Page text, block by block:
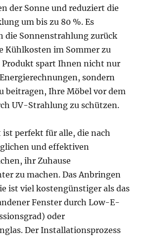
der Sonne und reduziert die
um bis zu 80 %. Es
die Sonnenstrahlung zurück
Kühlkosten im Sommer zu
Produkt spart Ihnen nicht nur
sondern
beitragen, Ihre Möbel vor dem
UV-Strahlung zu schützen.
ist perfekt für alle, die nach
und effektiven
ihr Zuhause
zu machen. Das Anbringen
ist viel kostengünstiger als das
Fenster durch Low-E-
oder
Der Installationsprozess